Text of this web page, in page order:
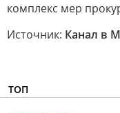
комплекс мер
Источник: Канал в
ТОП